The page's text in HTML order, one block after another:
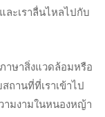
ละเราลื่นไหลไปกับ
าษาสิ่งแวดล้อมหรือ
ถานที่ที่เราเข้าไป
ามงามในหนองหญ้า